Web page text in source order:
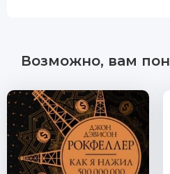
Возможно, вам